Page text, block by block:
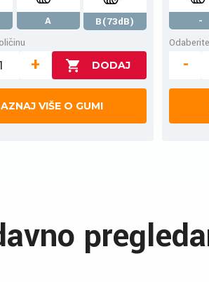
A
B(73dB)
+
VIŠE O GUMI
-
-